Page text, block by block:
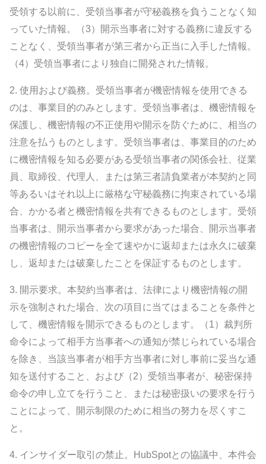
受領する以前に、受領当事者が守秘義務を負うことなく知
っていた情報。（3）開示当事者に対する義務に違反する
ことなく、受領当事者が第三者から正当に入手した情報。
（4）受領当事者により独自に開発された情報。
2. 使用および義務。 受領当事者が機密情報を使用できる
のは、事業目的のみとします。受領当事者は、機密情報を
保護し、機密情報の不正使用や開示を防ぐために、相当の
注意を払うものとします。受領当事者は、事業目的のため
に機密情報を知る必要がある受領当事者の関係会社、従業
員、取締役、代理人、または第三者請負業者が本契約と同
等あるいはそれ以上に厳格な守秘義務に拘束されている場
合、かかる者と機密情報を共有できるものとします。受領
当事者は、開示当事者から要求があった場合、開示当事者
の機密情報のコピーを全て速やかに返却または永久に破棄
し、返却または破棄したことを保証するものとします。
3. 開示要求。 本契約当事者は、法律により機密情報の開
示を強制された場合、次の項目に当てはまることを条件と
して、機密情報を開示できるものとします。（1）裁判所
命令によって相手方当事者への通知が禁じられている場合
を除き、当該当事者が相手方当事者に対し事前に妥当な通
知を送付すること、および（2）受領当事者が、秘密保持
命令の申し立てを行うこと、または秘密扱いの要求を行う
ことによって、開示制限のために相当の努力を尽くすこ
と。
4. インサイダー取引の禁止。
HubSpotとの協議中、本件会